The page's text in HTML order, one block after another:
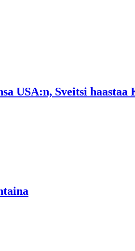
USA:n, Sveitsi haastaa